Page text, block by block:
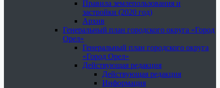
Правила землепользования и
застройки (2020 год)
Архив
Генеральный план городского округа «Город
Орел»
Генеральный план городского округа
«Город Орел»
Действующая редакция
Действующая редакция
Информация